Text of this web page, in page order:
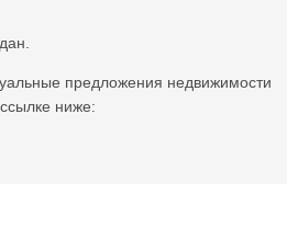
предложения недвижимости
ниже: